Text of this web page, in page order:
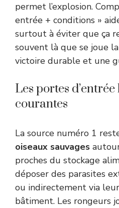
permet l’explosion.
entrée + conditions »
surtout à éviter que ça
souvent là que se joue
victoire durable et une
Les portes d’entrée
courantes
La source numéro 1
oiseaux sauvages
proches du stockage
déposer des parasites
ou indirectement via
bâtiment. Les rongeurs